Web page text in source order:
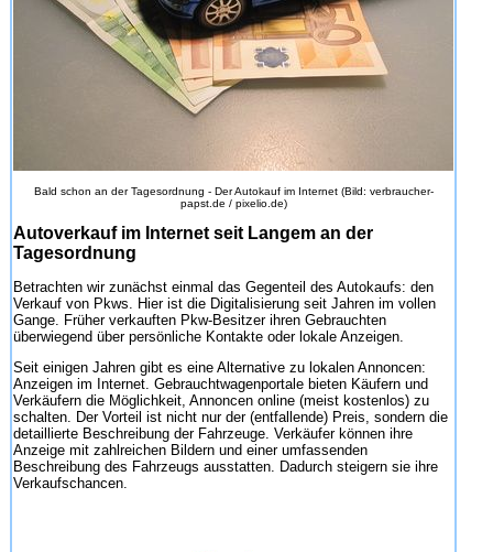
Bald schon an der Tagesordnung - Der Autokauf im Internet (Bild: verbraucher-
papst.de / pixelio.de)
Autoverkauf im Internet seit Langem an der
Tagesordnung
Betrachten wir zunächst einmal das Gegenteil des Autokaufs: den
Verkauf von Pkws. Hier ist die Digitalisierung seit Jahren im vollen
Gange. Früher verkauften Pkw-Besitzer ihren Gebrauchten
überwiegend über persönliche Kontakte oder lokale Anzeigen.
Seit einigen Jahren gibt es eine Alternative zu lokalen Annoncen:
Anzeigen im Internet. Gebrauchtwagenportale bieten Käufern und
Verkäufern die Möglichkeit, Annoncen online (meist kostenlos) zu
schalten. Der Vorteil ist nicht nur der (entfallende) Preis, sondern die
detaillierte Beschreibung der Fahrzeuge. Verkäufer können ihre
Anzeige mit zahlreichen Bildern und einer umfassenden
Beschreibung des Fahrzeugs ausstatten. Dadurch steigern sie ihre
Verkaufschancen.